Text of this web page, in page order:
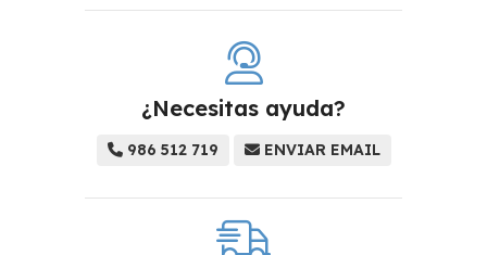
¿Necesitas ayuda?
986 512 719 ENVIAR EMAIL